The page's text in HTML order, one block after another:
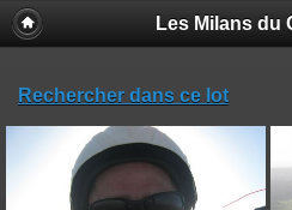
Les Milans du
Rechercher dans ce lot